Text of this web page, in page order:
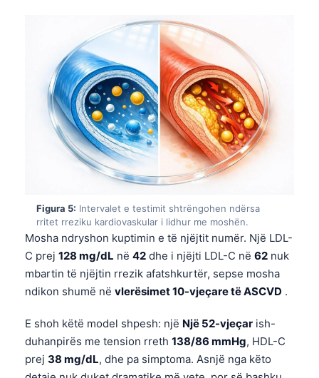
Figura 5: Intervalet e testimit shtrëngohen ndërsa
rritet rreziku kardiovaskular i lidhur me moshën.
Mosha ndryshon kuptimin e të njëjtit numër. Një LDL-
C prej 128 mg/dL në 42 dhe i njëjti LDL-C në 62 nuk
mbartin të njëjtin rrezik afatshkurtër, sepse mosha
ndikon shumë në vlerësimet 10-vjeçare të ASCVD .
E shoh këtë model shpesh: një Një 52-vjeçar ish-
duhanpirës me tension rreth 138/86 mmHg, HDL-C
prej 38 mg/dL, dhe pa simptoma. Asnjë nga këto